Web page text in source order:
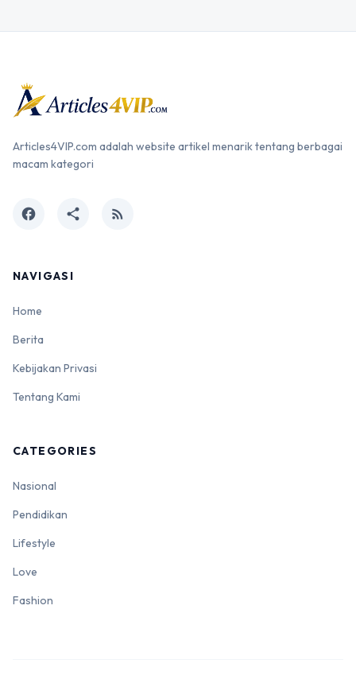
Articles4VIP.com adalah website artikel menarik tentang berbagai
macam kategori
facebook share rss_feed
NAVIGASI
Home
Berita
Kebijakan Privasi
Tentang Kami
CATEGORIES
Nasional
Pendidikan
Lifestyle
Love
Fashion